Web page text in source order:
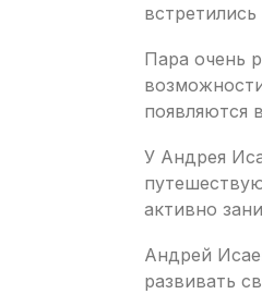
Пара очень
появляются
У Андрея
активно
Андрей
развивать